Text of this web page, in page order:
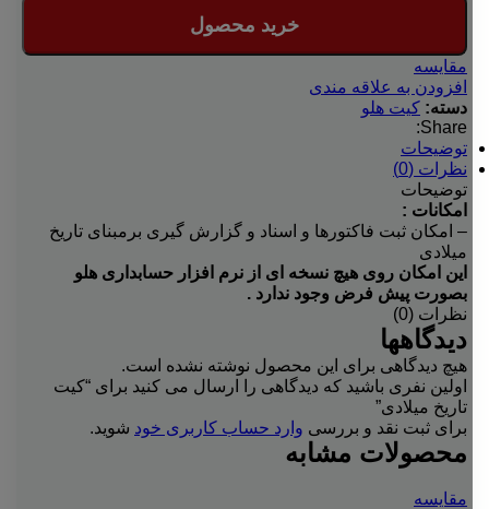
خرید محصول
مقایسه
افزودن به علاقه مندی
دسته: کیت هلو
Share:
توضیحات
نظرات (0)
توضیحات
امکانات :
– امکان ثبت فاکتورها و اسناد و گزارش گیری برمبنای تاریخ
میلادی
این امکان روی هیچ نسخه ای از نرم افزار حسابداری هلو
بصورت پیش فرض وجود ندارد .
نظرات (0)
دیدگاهها
هیچ دیدگاهی برای این محصول نوشته نشده است.
اولین نفری باشید که دیدگاهی را ارسال می کنید برای “کیت
تاریخ میلادی”
برای ثبت نقد و بررسی وارد حساب کاربری خود شوید.
محصولات مشابه
مقایسه